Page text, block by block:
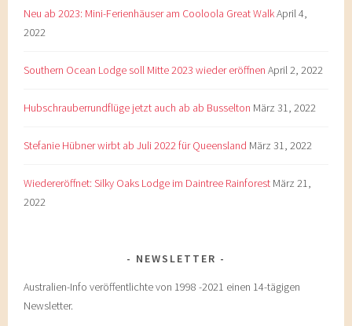
Neu ab 2023: Mini-Ferienhäuser am Cooloola Great WalkApril 4,
2022
Southern Ocean Lodge soll Mitte 2023 wieder eröffnen April 2, 2022
Hubschrauberrundflüge jetzt auch ab ab Busselton März 31, 2022
Stefanie Hübner wirbt ab Juli 2022 für Queensland März 31, 2022
Wiedereröffnet: Silky Oaks Lodge im Daintree Rainforest März 21,
2022
NEWSLETTER
Australien-Info veröffentlichte von 1998 -2021 einen 14-tägigen
Newsletter.